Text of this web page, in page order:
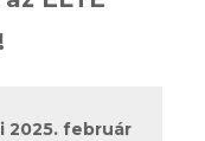
2025. február